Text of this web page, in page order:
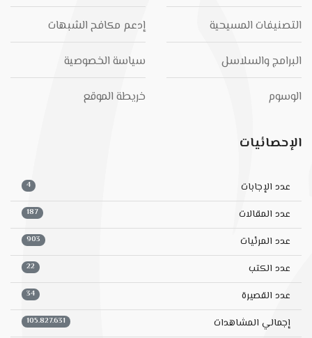
التصنيفات المسيحية
البرامج والسلاسل
الوسوم
إدعم مكافح الشبهات
سياسة الخصوصية
خريطة الموقع
الإحصائيات
عدد الإجابات 4
عدد المقالات 187
عدد المرئيات 903
عدد الكتب 22
عدد القصيرة 34
إجمالي المشاهدات 105.827.631